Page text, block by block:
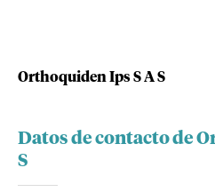
Orthoquiden Ips S A S
Datos de contacto de
S